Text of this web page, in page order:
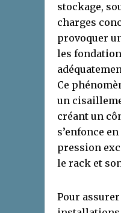
stockage,
charges
provoquer
les
Ce
un
créant un
s’enfonce
pression
le rack et
Pour